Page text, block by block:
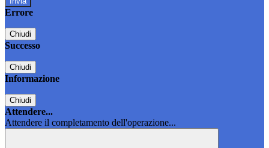
Errore
Chiudi
Successo
Chiudi
Informazione
Chiudi
Attendere...
Attendere il completamento dell'operazione...